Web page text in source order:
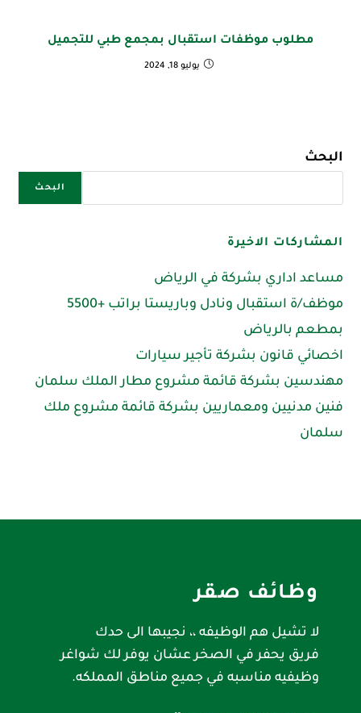
مطلوب موظفات استقبال بمجمع طبي للتجميل
يوليو 18, 2024
البحث
البحث
المشاركات الاخيرة
مساعد اداري بشركة في الرياض
موظف/ة استقبال ونادل وباريستا براتب +5500
بمطعم بالرياض
اخصائي قانون بشركة تأجير سيارات
مهندسين بشركة قائمة مشروع مطار الملك سلمان
فنين مدنيين ومعماريين بشركة قائمة مشروع ملك
سلمان
وظائف صقر
لا تشيل هم الوظيفه ،، نجيبها الى حدك
فريق يحفر في الصخر عشان يوفر لك شواغر
وظيفيه مناسبه في جميع مناطق المملكه.